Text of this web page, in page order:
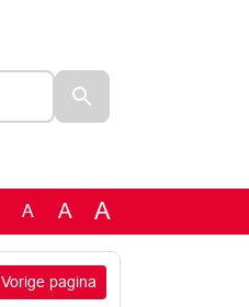
A A A
Vorige pagina